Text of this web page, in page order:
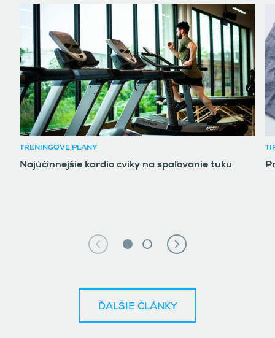
TRÉNINGOVÉ PLÁNY
Najúčinnejšie kardio cviky na spaľovanie tuku
ĎALŠIE ČLÁNKY